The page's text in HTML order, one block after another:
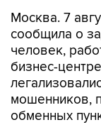
Москва. 7
сообщила о
человек,
бизнес-
мошенников,
обменных